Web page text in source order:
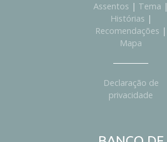
Assentos | Tema |
Histórias |
Recomendações |
Mapa
Declaração de
privacidade